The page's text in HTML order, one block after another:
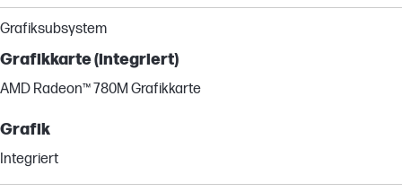
Grafiksubsystem
Grafikkarte (integriert)
AMD Radeon™ 780M Grafikkarte
Grafik
Integriert